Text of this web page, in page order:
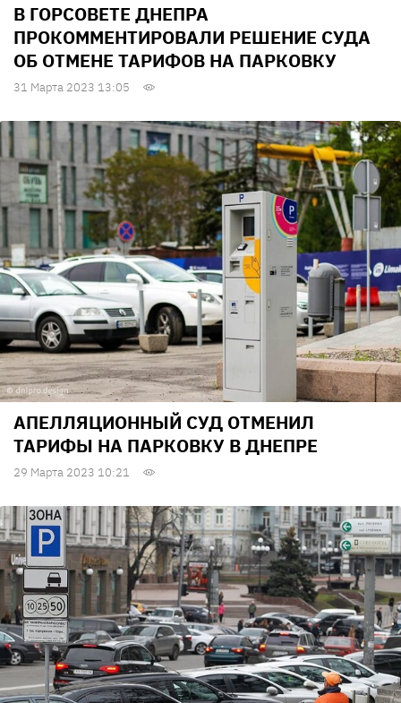
В ГОРСОВЕТЕ ДНЕПРА
ПРОКОММЕНТИРОВАЛИ РЕШЕНИЕ СУДА
ОБ ОТМЕНЕ ТАРИФОВ НА ПАРКОВКУ
31 Марта 2023 13:05
АПЕЛЛЯЦИОННЫЙ СУД ОТМЕНИЛ
ТАРИФЫ НА ПАРКОВКУ В ДНЕПРЕ
29 Марта 2023 10:21